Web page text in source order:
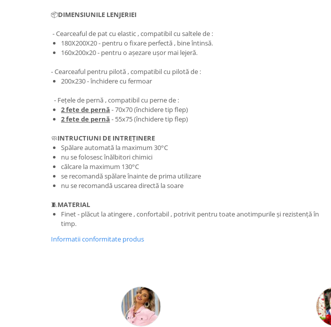
📦DIMENSIUNILE LENJERIEI
- Cearceaful de pat cu elastic , compatibil cu saltele de :
180X200X20 - pentru o fixare perfectă , bine întinsă.
​​​​160x200x20 - pentru o așezare ușor mai lejeră.
- Cearceaful pentru pilotă , compatibil cu pilotă de :
200x230 - închidere cu fermoar
- Fețele de pernă , compatibil cu perne de :
2 fețe de pernă - 70x70 (închidere tip flep)
2 fețe de pernă - 55x75 (închidere tip flep)
🧼INTRUCTIUNI DE INTREȚINERE
Spălare automată la maximum 30°C
nu se folosesc înălbitori chimici
călcare la maximum 130°C
se recomandă spălare înainte de prima utilizare
nu se recomandă uscarea directă la soare
🧵MATERIAL
Finet - plăcut la atingere , confortabil , potrivit pentru toate anotimpurile și rezistență în
timp.
Informatii conformitate produs